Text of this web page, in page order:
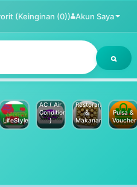
(Keinginan (0)) Akun Saya
LifeStyle
AC ( Air
Conditioner
)
Restoran
&
Makanan
Pulsa &
Voucher